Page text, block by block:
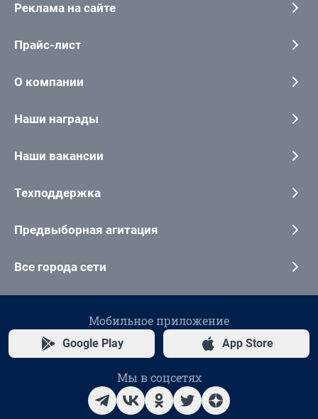
Реклама на сайте
Прайс-лист
О компании
Наши награды
Наши вакансии
Техподдержка
Предвыборная агитация
Все города сети
Мобильное приложение
Google Play App Store
Мы в соцсетях